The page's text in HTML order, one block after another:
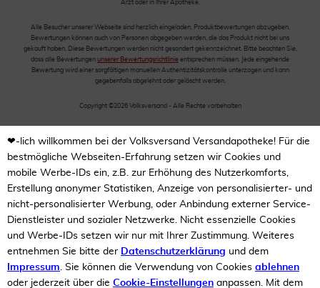
Arzt oder in Ihrer Apotheke.
Alle Besucher unserer Webseite sind herzlich eingeladen, Produktbewertungen abzugeben.
Bewertungen können auch von Personen abgegeben werden, die das Produkt nicht bei uns
gekauft haben. Diese Bewertungen werden nicht gesondert gekennzeichnet. Bitte beachten Sie,
dass alle Bewertungen unserer Bewertungsrichtlinie entsprechen müssen. Jede eingehende
Bewertung wird einer sorgfältigen manuellen Authentizitätskontrolle unterzogen und kann
gegebenfalls abgelehnt oder gelöscht werden.
Copyright ©2026 Volksversand - Alle Rechte vorbehalten
❤-lich willkommen bei der Volksversand Versandapotheke! Für die
bestmögliche Webseiten-Erfahrung setzen wir Cookies und
mobile Werbe-IDs ein, z.B. zur Erhöhung des Nutzerkomforts,
Erstellung anonymer Statistiken, Anzeige von personalisierter- und
nicht-personalisierter Werbung, oder Anbindung externer Service-
Dienstleister und sozialer Netzwerke. Nicht essenzielle Cookies
und Werbe-IDs setzen wir nur mit Ihrer Zustimmung. Weiteres
entnehmen Sie bitte der Datenschutzerklärung und dem
Impressum. Sie können die Verwendung von Cookies ablehnen
oder jederzeit über die Cookie-Einstellungen anpassen. Mit dem